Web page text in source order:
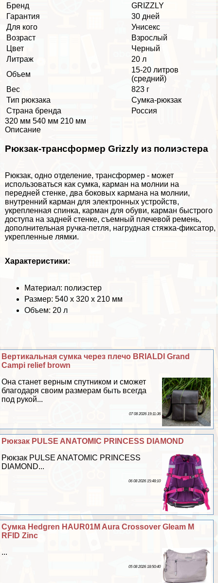
Бренд
GRIZZLY
Гарантия
30 дней
Для кого
Униceкc
Возраст
Взрослый
Цвет
Черный
Литраж
20 л
Объем
15-20 литров
(средний)
Вес
823 г
Тип рюкзака
Сумка-рюкзак
Страна бренда
Россия
320 мм 540 мм 210 мм
Описание
Рюкзак-трaнcформер Grizzly из полиэстера
Рюкзак, одно отделение, трaнcформер - может
использоваться как сумка, карман на молнии на
передней стенке, два боковых кармана на молнии,
внутренний карман для электронных устройств,
укрепленная спинка, карман для обуви, карман быстрого
доступа на задней стенке, съемный плечевой ремень,
дополнительная ручка-петля, нагрудная стяжка-фиксатор,
укрепленные лямки.
Хаpaктеристики:
Материал: полиэстер
Размер: 540 х 320 х 210 мм
Объем: 20 л
Вертикальная сумка через плечо BRIALDI Grand
Campi relief brown
Она станет верным спутником и сможет
благодаря своим размерам быть всегда
под рукой...
07 08 2026 19:11:36
Рюкзак PULSE ANATOMIC PRINCESS DIAMOND
Рюкзак PULSE ANATOMIC PRINCESS
DIAMOND...
06 08 2026 15:48:10
Сумка Hedgren HAUR01M Aura Crossover Gleam M
RFID Zinc
...
05 08 2026 18:50:40